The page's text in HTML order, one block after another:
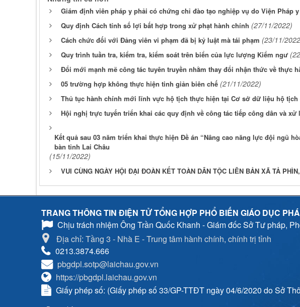
Giám định viên pháp y phải có chứng chỉ đào tạo nghiệp vụ do Viện Pháp
Quy định Cách tính số lợi bất hợp trong xử phạt hành chính (27/11/2022)
Cách chức đối với Đảng viên vi phạm đã bị kỷ luật mà tái phạm (23/11/
Quy trình tuần tra, kiểm tra, kiểm soát trên biển của lực lượng Kiểm ngư
Đổi mới mạnh mẽ công tác tuyên truyền nhằm thay đổi nhận thức về thực
05 trường hợp không thực hiện tinh giản biên chế (21/11/2022)
Thủ tục hành chính mới lĩnh vực hộ tịch thực hiện tại Cơ sở dữ liệu hộ
Hội nghị trực tuyến triển khai các quy định về công tác tiếp công dân và
Kết quả sau 03 năm triển khai thực hiện Đề án “Nâng cao năng lực đội ngũ
bàn tỉnh Lai Châu
(15/11/2022)
VUI CÙNG NGÀY HỘI ĐẠI ĐOÀN KẾT TOÀN DÂN TỘC LIÊN BẢN XÃ TẢ
TRANG THÔNG TIN ĐIỆN TỬ TỔNG HỢP PHỔ BIẾN GIÁO DỤC
Chịu trách nhiệmÔng Trần Quốc Khanh - Giám đốc Sở Tư pháp,
Địa chỉ: Tầng 3 - Nhà E - Trung tâm hành chính, chính trị tỉnh
0213.3874.666
pbgdpl.sotp@laichau.gov.vn
https://pbgdpl.laichau.gov.vn
Giấy phép số: (Giấy phép số 33/GP-TTĐT ngày 04/6/2020 do Sở